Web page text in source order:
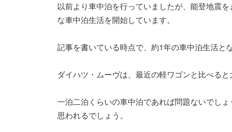
以前より車中泊を行っていましたが、能登地震
な車中泊生活を開始しています。
記事を書いている時点で、約1年の車中泊生活とな
ダイハツ・ムーヴは、最近の軽ワゴンと比べる
一泊二泊くらいの車中泊であれば問題ないでし
思われるでしょう。